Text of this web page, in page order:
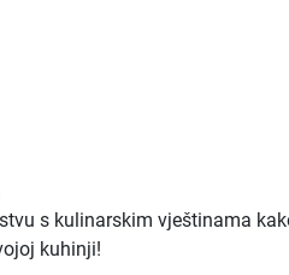
s kulinarskim vještinama
kuhinji!